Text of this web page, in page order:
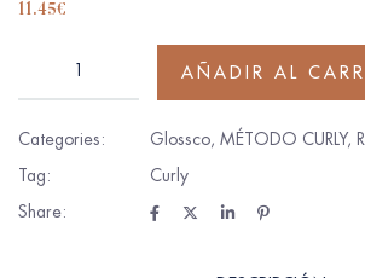
11.45€
AÑADIR AL
Categories: Glossco, MÉTODO CURLY,
Tag:
Curly
Share: